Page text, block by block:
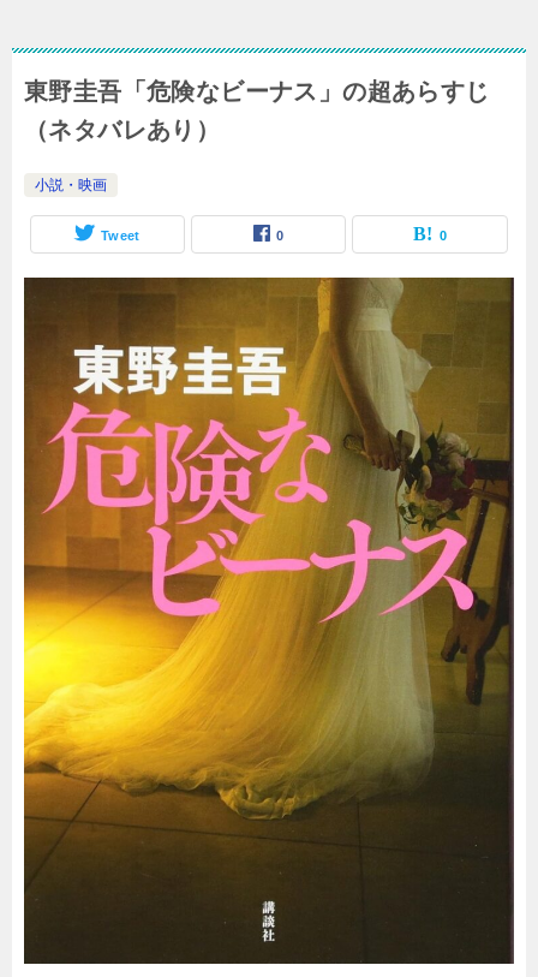
東野圭吾「危険なビーナス」の超あらすじ
（ネタバレあり）
小説・映画
Tweet 0 0